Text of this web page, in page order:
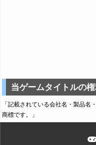
当ゲームタイトルの
「記載されている会社名・製品
商標です。」